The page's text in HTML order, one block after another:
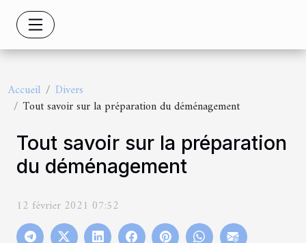
Accueil
Divers
Tout savoir sur la préparation du déménagement
Tout savoir sur la préparation
du déménagement
12 février 2021 07:52